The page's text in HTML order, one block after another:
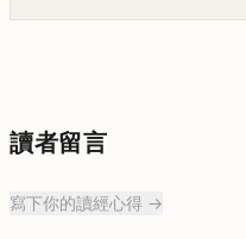
讀者留言
寫下你的讀經心得 →